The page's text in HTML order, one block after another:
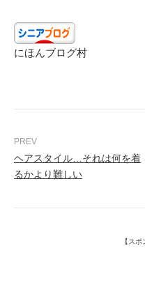
にほんブログ村
ヘアスタイル…それは何を着
るかより難しい
【ス